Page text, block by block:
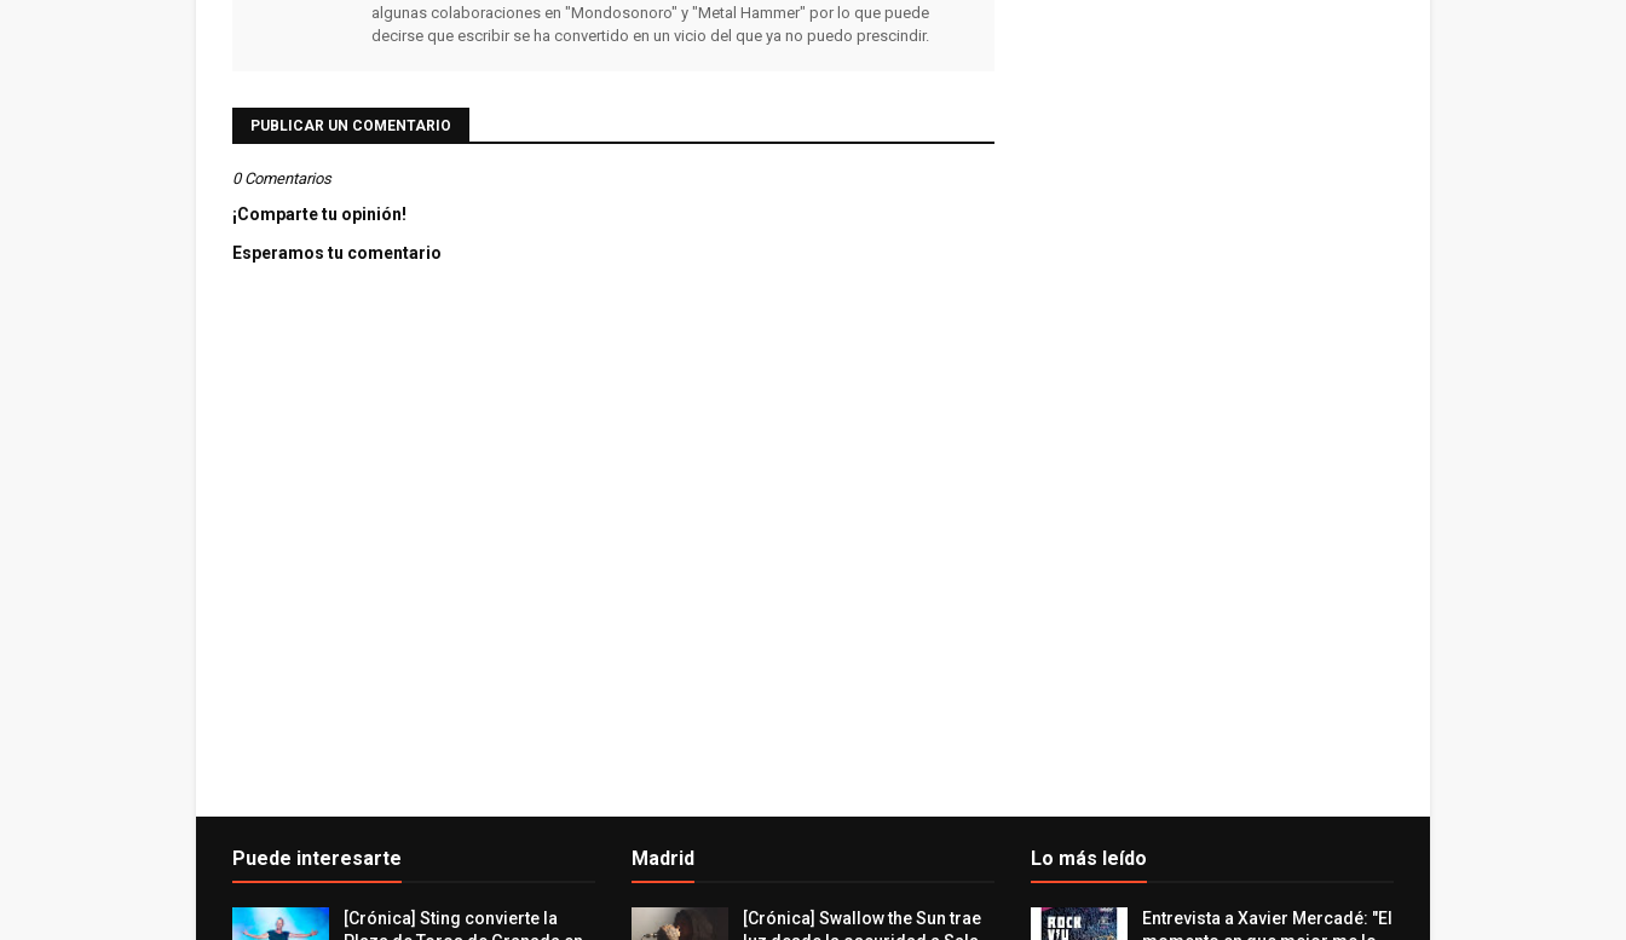
algunas colaboraciones en "Mondosonoro" y "Metal Hammer" por lo que puede
decirse que escribir se ha convertido en un vicio del que ya no puedo prescindir.
PUBLICAR UN COMENTARIO
0 Comentarios
¡Comparte tu opinión!
Esperamos tu comentario
Puede interesarte
[Crónica] Sting convierte la
Madrid
[Crónica] Swallow the Sun trae
Lo más leído
Entrevista a Xavier Mercadé: "El